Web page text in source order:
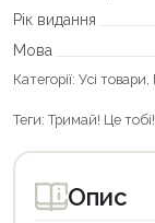
Рік видання
Мова
Категорії: Усі товари,
Теги: Тримай! Це тобі!
Опис